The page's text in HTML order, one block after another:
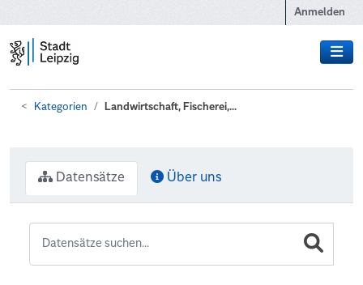
Anmelden
Kategorien Landwirtschaft, Fischerei,...
Datensätze Über uns